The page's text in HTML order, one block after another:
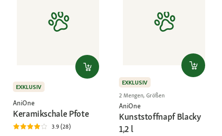
EXKLUSIV
AniOne
Keramikschale Pfote
3.9 (28)
EXKLUSIV
2 Mengen, Größen
AniOne
Kunststoffnapf Blacky
1,2 l